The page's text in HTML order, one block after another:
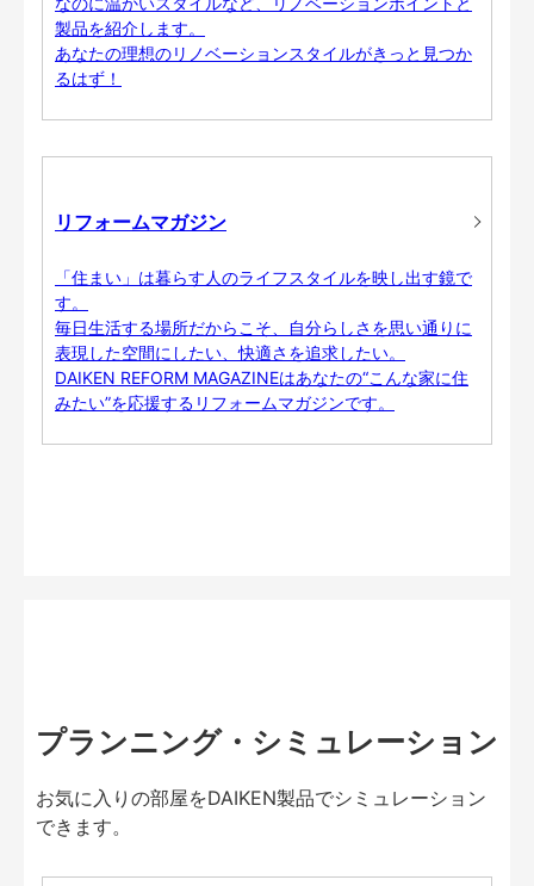
製品を紹介します。
あなたの理想のリノベーションスタイルがきっと見つか
るはず！
リフォームマガジン
「住まい」は暮らす人のライフスタイルを映し出す鏡で
す。
毎日生活する場所だからこそ、自分らしさを思い通りに
表現した空間にしたい、快適さを追求したい。
DAIKEN REFORM MAGAZINEはあなたの“こんな家に住
みたい”を応援するリフォームマガジンです。
プランニング・シミュレーション
お気に入りの部屋をDAIKEN製品でシミュレーション
できます。